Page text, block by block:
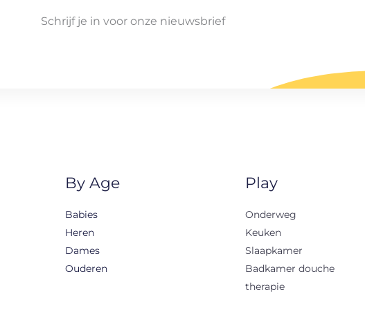
Schrijf je in voor onze nieuwsbrief
By Age
Babies
Heren
Dames
Ouderen
Play
Onderweg
Keuken
Slaapkamer
Badkamer douche
therapie